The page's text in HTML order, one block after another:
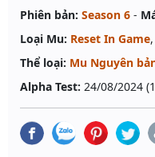
Phiên bản: Season 6 -
Loại Mu: Reset In Game
Thể loại: Mu Nguyên
Alpha Test: 24/08/2024